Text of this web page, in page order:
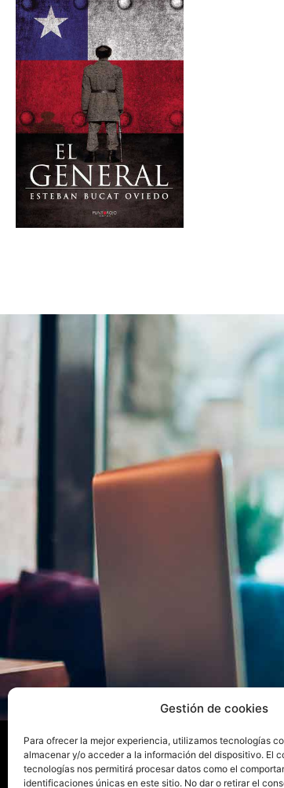
Gestión de cookies
Para ofrecer la mejor experiencia, utilizamos tecnologías
almacenar y/o acceder a la información del dispositivo. El
tecnologías nos permitirá procesar datos como el
identificaciones únicas en este sitio. No dar o retirar el